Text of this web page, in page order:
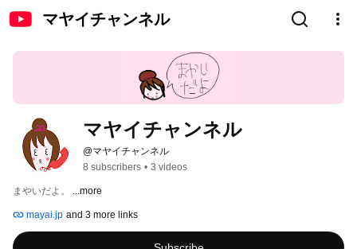
マヤイチャンネル
マヤイチャンネル
@マヤイチャンネル
8 subscribers • 3 videos
まやいだよ。 ...more
mayai.jp and 3 more links